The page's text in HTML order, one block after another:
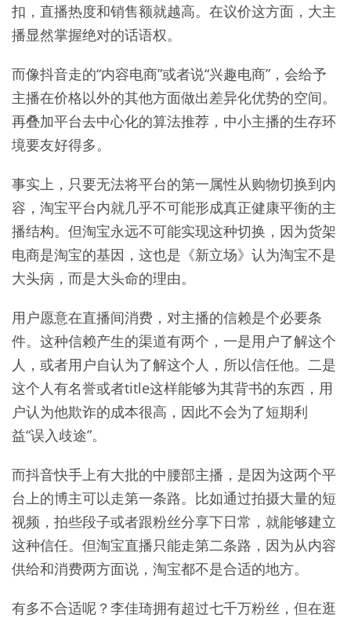
扣，直播热度和销售额就越高。在议价这方面，大主
播显然掌握绝对的话语权。
而像抖音走的“内容电商”或者说“兴趣电商”，会给予
主播在价格以外的其他方面做出差异化优势的空间。
再叠加平台去中心化的算法推荐，中小主播的生存环
境要友好得多。
事实上，只要无法将平台的第一属性从购物切换到内
容，淘宝平台内就几乎不可能形成真正健康平衡的主
播结构。但淘宝永远不可能实现这种切换，因为货架
电商是淘宝的基因，这也是《新立场》认为淘宝不是
大头病，而是大头命的理由。
用户愿意在直播间消费，对主播的信赖是个必要条
件。这种信赖产生的渠道有两个，一是用户了解这个
人，或者用户自认为了解这个人，所以信任他。二是
这个人有名誉或者title这样能够为其背书的东西，用
户认为他欺诈的成本很高，因此不会为了短期利
益“误入歧途”。
而抖音快手上有大批的中腰部主播，是因为这两个平
台上的博主可以走第一条路。比如通过拍摄大量的短
视频，拍些段子或者跟粉丝分享下日常，就能够建立
这种信任。但淘宝直播只能走第二条路，因为从内容
供给和消费两方面说，淘宝都不是合适的地方。
有多不合适呢？李佳琦拥有超过七千万粉丝，但在逛